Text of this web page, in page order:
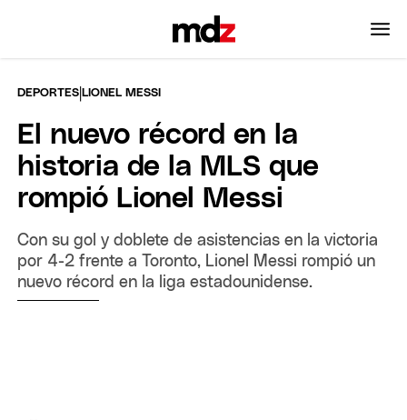
DEPORTES |LIONEL MESSI
El nuevo récord en la
historia de la MLS que
rompió Lionel Messi
Con su gol y doblete de asistencias en la victoria
por 4-2 frente a Toronto, Lionel Messi rompió un
nuevo récord en la liga estadounidense.